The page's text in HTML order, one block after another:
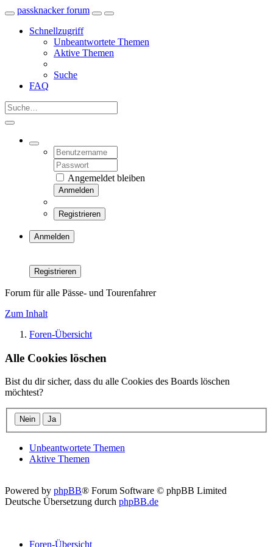
passknacker forum
Schnellzugriff
Unbeantwortete Themen
Aktive Themen
Suche
FAQ
Angemeldet bleiben
Anmelden
Registrieren
Anmelden
Registrieren
Forum für alle Pässe- und Tourenfahrer
Zum Inhalt
Foren-Übersicht
Alle Cookies löschen
Bist du dir sicher, dass du alle Cookies des Boards löschen
möchtest?
Unbeantwortete Themen
Aktive Themen
Powered by phpBB® Forum Software © phpBB Limited
Deutsche Übersetzung durch phpBB.de
Foren-Übersicht